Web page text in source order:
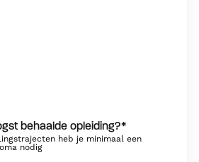
behaalde opleiding?*
heb je minimaal een
nodig